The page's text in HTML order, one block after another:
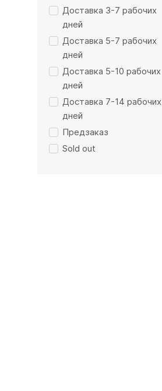
Доставка 3-7 рабочих
дней
Доставка 5-7 рабочих
дней
Доставка 5-10 рабочих
дней
Доставка 7-14 рабочих
дней
Предзаказ
Sold out